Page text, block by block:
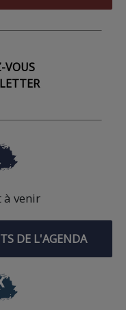
VOUS
à venir
DE L'AGENDA